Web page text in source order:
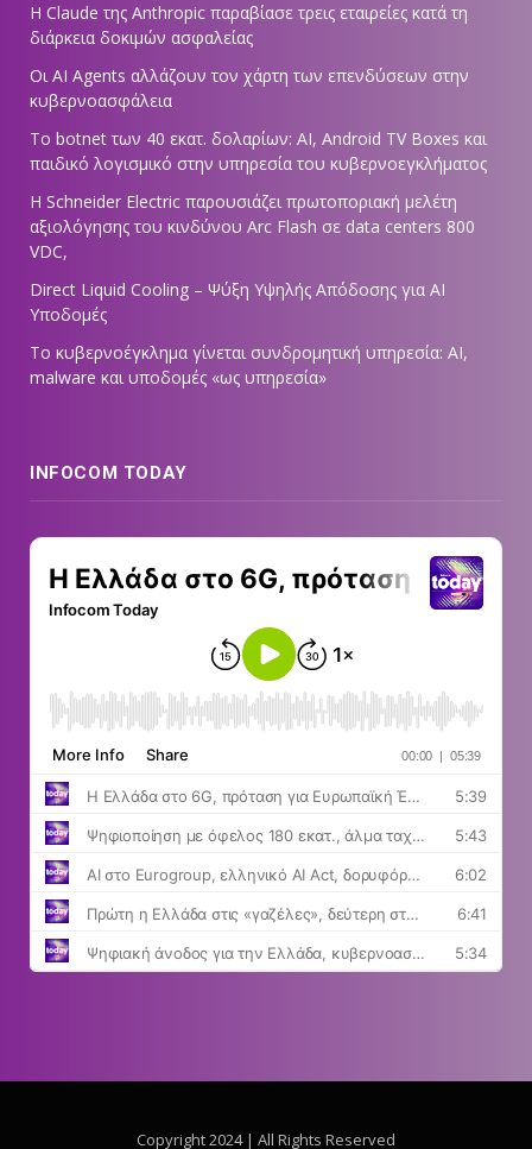
Η Claude της Anthropic παραβίασε τρεις εταιρείες κατά τη
διάρκεια δοκιμών ασφαλείας
Οι AI Agents αλλάζουν τον χάρτη των επενδύσεων στην
κυβερνοασφάλεια
Το botnet των 40 εκατ. δολαρίων: AI, Android TV Boxes και
παιδικό λογισμικό στην υπηρεσία του κυβερνοεγκλήματος
Η Schneider Electric παρουσιάζει πρωτοποριακή μελέτη
αξιολόγησης του κινδύνου Arc Flash σε data centers 800
VDC,
Direct Liquid Cooling – Ψύξη Υψηλής Απόδοσης για AI
Υποδομές
Το κυβερνοέγκλημα γίνεται συνδρομητική υπηρεσία: AI,
malware και υποδομές «ως υπηρεσία»
INFOCOM TODAY
Copyright 2024 | All Rights Reserved